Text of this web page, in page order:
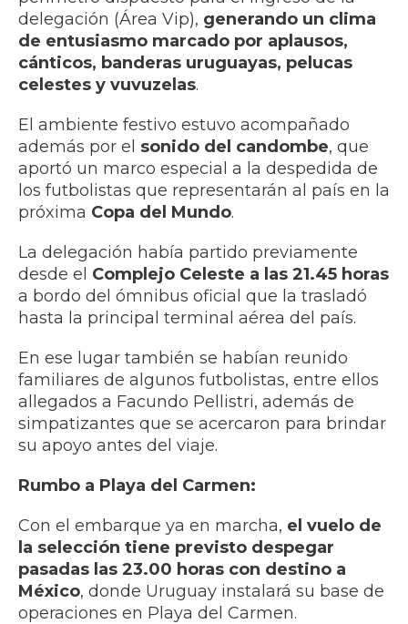
delegación (Área Vip), generando un clima
de entusiasmo marcado por aplausos,
cánticos, banderas uruguayas, pelucas
celestes y vuvuzelas.
El ambiente festivo estuvo acompañado
además por el sonido del candombe, que
aportó un marco especial a la despedida de
los futbolistas que representarán al país en la
próxima Copa del Mundo.
La delegación había partido previamente
desde el Complejo Celeste a las 21.45 horas
a bordo del ómnibus oficial que la trasladó
hasta la principal terminal aérea del país.
En ese lugar también se habían reunido
familiares de algunos futbolistas, entre ellos
allegados a Facundo Pellistri, además de
simpatizantes que se acercaron para brindar
su apoyo antes del viaje.
Rumbo a Playa del Carmen:
Con el embarque ya en marcha, el vuelo de
la selección tiene previsto despegar
pasadas las 23.00 horas con destino a
México, donde Uruguay instalará su base de
operaciones en Playa del Carmen.